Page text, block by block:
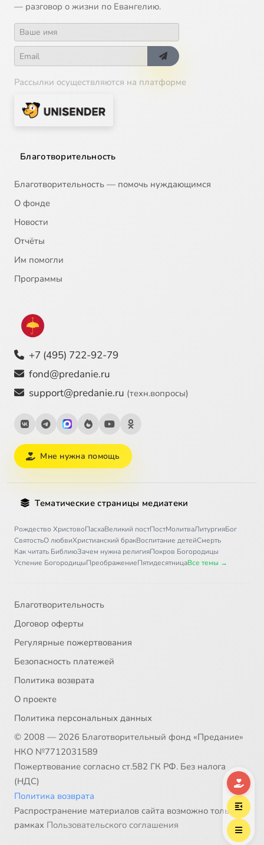
— разговор о жизни по Евангелию.
Рассылки осуществляются на платформе
Благотворительность
Благотворительность — помочь нуждающимся
О фонде
Новости
Отчёты
Им помогли
Программы
+7 (495) 722-92-79
fond@predanie.ru
support@predanie.ru (техн.вопросы)
Мне нужна помощь
Тематические страницы медиатеки
Рождество ХристовоПасхаВеликий постПостМолитваЛитургияБог
СвятостьО любвиХристианский бракВоспитание детейСмерть
Как читать БиблиюЗачем нужна религияПокров Богородицы
Успение БогородицыПреображениеПятидесятницаВсе темы →
Благотворительность
Договор оферты
Регулярные пожертвования
Безопасность платежей
Политика возврата
О проекте
Политика персональных данных
© 2008 — 2026 Благотворительный фонд «Предание»
НКО №7712031589
Пожертвование согласно ст.582 ГК РФ. Без налога
(НДС)
Политика возврата
Распространение материалов сайта возможно только в
рамках Пользовательского соглашения